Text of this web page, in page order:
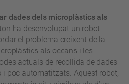
dades dels microplàstics als
ha desenvolupat un robot
el problema creixent de la
als oceans i les
actuals de recollida de dades
poc automatitzats. Aquest robot,